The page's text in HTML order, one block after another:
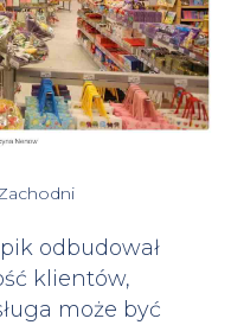
odbudował
klientów,
może być